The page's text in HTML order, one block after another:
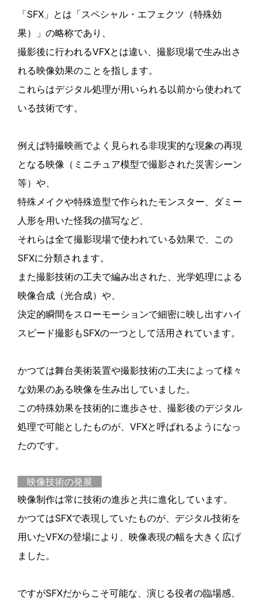
「SFX」とは「スペシャル・エフェクツ（特殊効
果）」の略称であり、
撮影後に行われるVFXとは違い、撮影現場で生み出さ
れる映像効果のことを指します。
これらはデジタル処理が用いられる以前から使われて
いる技術です。
例えば特撮映画でよく見られる非現実的な現象の再現
となる映像（ミニチュア模型で撮影された災害シーン
等）や、
特殊メイクや特殊造型で作られたモンスター、ダミー
人形を用いた怪我の描写など、
それらは全て撮影現場で使われている効果で、この
SFXに分類されます。
また撮影技術の工夫で編み出された、光学処理による
映像合成（光合成）や、
決定的瞬間をスローモーションで細密に映し出すハイ
スピード撮影もSFXの一つとして活用されています。
かつては舞台美術装置や撮影技術の工夫によって様々
な効果のある映像を生み出していました。
この特殊効果を技術的に進歩させ、撮影後のデジタル
処理で可能としたものが、VFXと呼ばれるようになっ
たのです。
映像技術の発展
映像制作は常に技術の進歩と共に進化しています。
かつてはSFXで表現していたものが、デジタル技術を
用いたVFXの登場により、映像表現の幅を大きく広げ
ました。
ですがSFXだからこそ可能な、演じる役者の臨場感、